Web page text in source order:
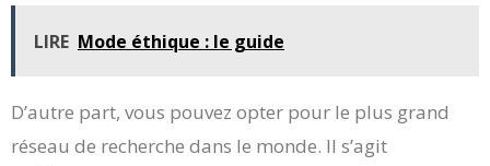
LIRE Mode éthique : le guide
D’autre part, vous pouvez opter pour le plus grand
réseau de recherche dans le monde. Il s’agit